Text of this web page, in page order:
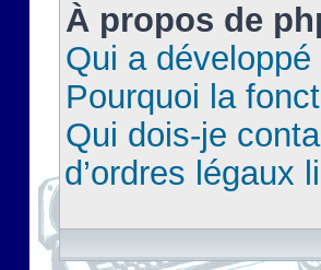
À propos de
Qui a
Pourquoi la
Qui dois-je
d’ordres légaux